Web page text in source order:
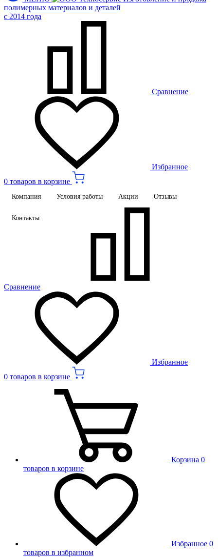
полимерных материалов и деталей
c 2014 года
Сравнение
Избранное
0 товаров в корзине
Компания Условия работы Акции Отзывы
Контакты
Сравнение
Избранное
0 товаров в корзине
Корзина 0
товаров в корзине
Избранное 0
товаров в избранном